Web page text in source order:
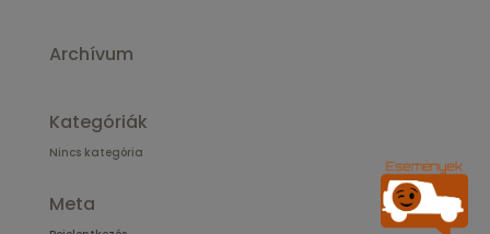
Archívum
Kategóriák
Nincs kategória
Meta